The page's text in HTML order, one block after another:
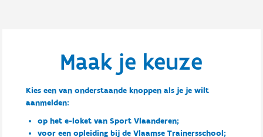
Maak je keuze
Kies een van onderstaande knoppen als je je wilt
aanmelden:
op het e-loket van Sport Vlaanderen;
voor een opleiding bij de Vlaamse Trainersschool;